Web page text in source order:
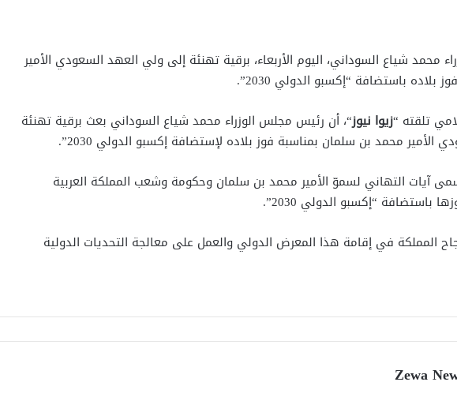
محمد شياع السوداني، اليوم الأربعاء، برقية تهنئة إلى ولي العهد السعودي الأمير
باستضافة “إكسبو الدولي 2030”.
تلقته “زيوا نيوز“، أن رئيس مجلس الوزراء محمد شياع السوداني بعث برقية تهنئة
محمد بن سلمان بمناسبة فوز بلاده لإستضافة إكسبو الدولي 2030”.
آيات التهاني لسموّ الأمير محمد بن سلمان وحكومة وشعب المملكة العربية
باستضافة “إكسبو الدولي 2030”.
المملكة في إقامة هذا المعرض الدولي والعمل على معالجة التحديات الدولية
Zewa